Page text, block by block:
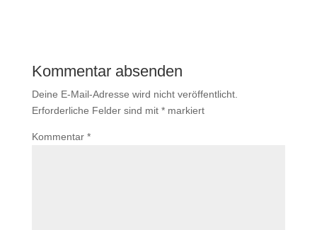
Kommentar absenden
Deine E-Mail-Adresse wird nicht veröffentlicht.
Erforderliche Felder sind mit *markiert
Kommentar *